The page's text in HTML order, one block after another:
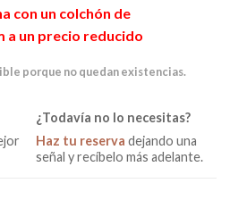
con un colchón de
a un precio reducido
porque no quedan existencias.
¿Todavía no lo necesitas?
Haz tu reserva dejando una
señal y recíbelo más adelante.